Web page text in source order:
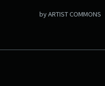
by ARTIST COMMONS